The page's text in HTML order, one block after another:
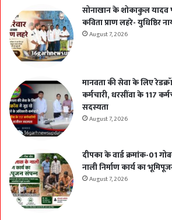
सोनाखान के शोकाकुल यादव
कविता प्राण लहरे- युधिष्ठिर
August 7, 2026
मानवता की सेवा के लिए
कर्मचारी, धरसींवा के 117
सदस्यता
August 7, 2026
दीपका के वार्ड क्रमांक-01
नाली निर्माण कार्य का
August 7, 2026